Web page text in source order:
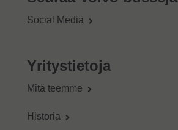
Social Media
Yritystietoja
Mitä teemme
Historia